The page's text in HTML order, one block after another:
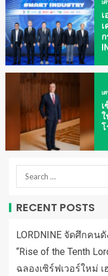
เ
ก
เ
ใ
โ
RECENT POSTS
LORDNINE จัดศึกคน
“Rise of the Tenth
ฉลองเซิร์ฟเวอร์ใหม่ เ